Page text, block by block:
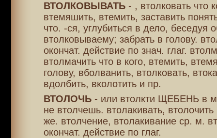
ВТОЛКОВЫВАТЬ- , втолковать что
втемяшить, втемить, заставить
что. -ся, углубиться в дело, беседуя
втолковываему; забрать в голову.
окончат. действие по знач. глаг.
втолмачить что в кого, втемить,
голову, вболванить, втолковать,
вдолбить, вколотить и пр.
ВТОЛОЧЬ- или втолкти ЩЕБЕНЬ в
не втолчешь. втолакивать, втолочить
же. втолчение, втолакивание ср. м.
окончат. действие по глаг.